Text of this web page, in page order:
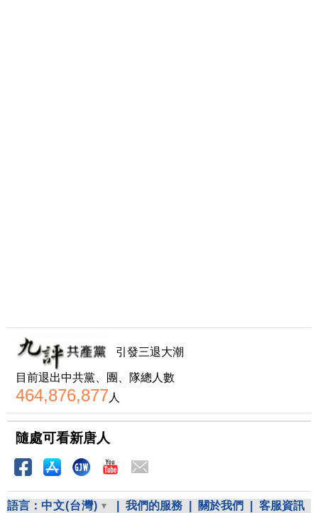
引發三退大潮
目前退出中共黨、團、隊總人數
464,876,877人
隨處可看新唐人
語言： 中文(台灣) 我們的服務 關於我們 客服資訊